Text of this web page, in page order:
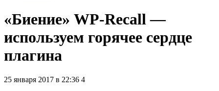
«Биение» WP-Recall —
используем горячее сердце
плагина
25 января 2017 в 22:36 4